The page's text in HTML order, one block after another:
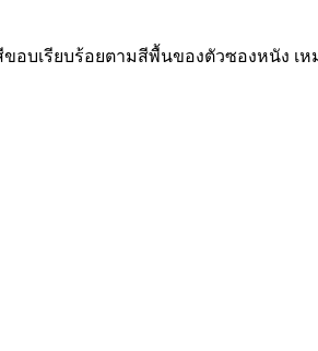
บเรียบร้อยตามสีพื้นของตัวซองหนัง เ